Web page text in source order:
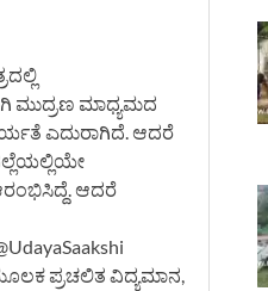
ಮುದ್ರಣ ಮಾಧ್ಯಮದ
ಎದುರಾಗಿದೆ. ಆದರೆ
ಆದರೆ
ಪ್ರಚಲಿತ ವಿದ್ಯಮಾನ,